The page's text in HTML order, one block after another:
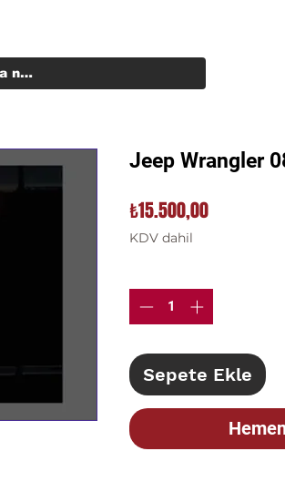
Jeep Wrangler
₺15.500,00Fiyat
KDV dahil
Sepete Ekle